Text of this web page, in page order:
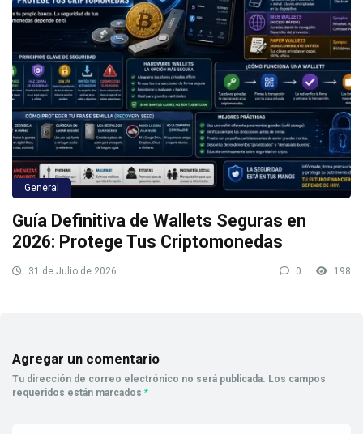
General
Guía Definitiva de Wallets Seguras en
2026: Protege Tus Criptomonedas
31 de Julio de 2026 0 198
Agregar un comentario
Tu dirección de correo electrónico no será publicada. Los campos
requeridos están marcados *